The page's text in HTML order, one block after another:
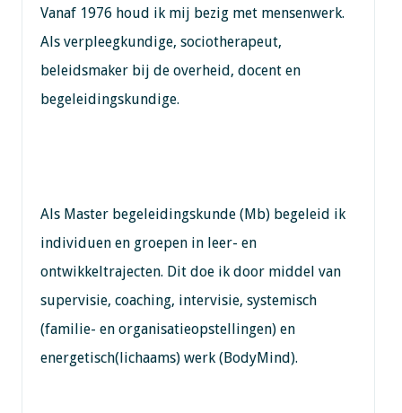
Vanaf 1976 houd ik mij bezig met mensenwerk.
Als verpleegkundige, sociotherapeut,
beleidsmaker bij de overheid, docent en
begeleidingskundige.
Als Master begeleidingskunde (Mb) begeleid ik
individuen en groepen in leer- en
ontwikkeltrajecten. Dit doe ik door middel van
supervisie, coaching, intervisie, systemisch
(familie- en organisatieopstellingen) en
energetisch(lichaams) werk (BodyMind).